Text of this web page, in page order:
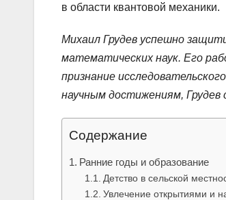
в области квантовой механики.
Михаил Грудев успешно
математических наук. Его
признание
научным достижениям, Грудев
Содержание
Ранние годы и образование
Детство в сельской
Увлечение открытиями и